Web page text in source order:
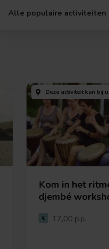
Alle populaire activiteiten
Deze activiteit kan bij u
Bekijk
Kom in het
djembé
17,00 p.p.